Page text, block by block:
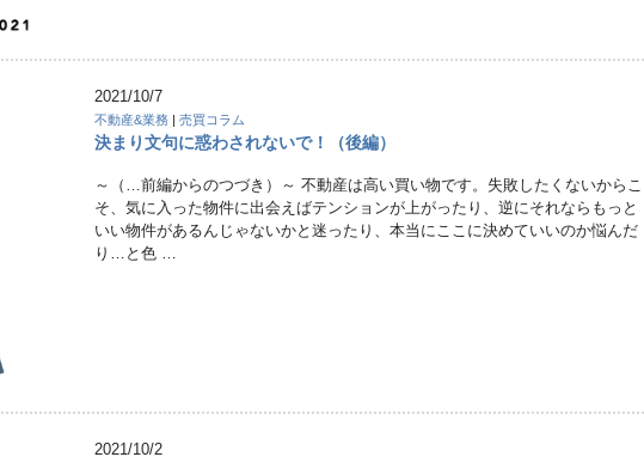
2021/10/7
不動産&業務 |売買コラム
決まり文句に惑わされないで！（後編）
～（…前編からのつづき）～ 不動産は高い買い物です。失敗したくないからこ
そ、気に入った物件に出会えばテンションが上がったり、逆にそれならもっと
いい物件があるんじゃないかと迷ったり、本当にここに決めていいのか悩んだ
り…と色 …
2021/10/2